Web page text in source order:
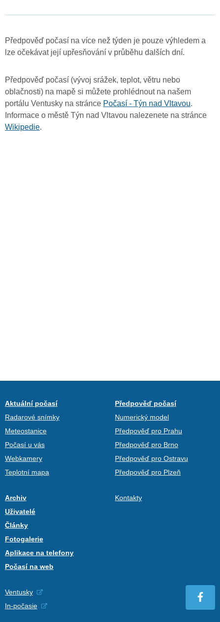
Předpověď počasí na více než týden je pouze výhledem a
lze očekávat její upřesňování v průběhu dalších dní.
Předpověď počasí (vývoj srážek, teplot, větru nebo
oblačnosti) na mapě si můžete prohlédnout na našem
portálu Ventusky na stránce Počasí - Týn nad Vltavou.
Informace o městě Týn nad Vltavou nalezenete na stránce
Wikipedie.
Aktuální počasí
Radarové snímky
Meteostanice
Počasí u vás
Webkamery
Teplotní mapa
Předpověď počasí
Numerický model
Předpověď pro Prahu
Předpověď pro Brno
Předpověď pro Ostravu
Předpověď pro Plzeň
Archiv
Uživatelé
Články
Fotogalerie
Aplikace na telefony
Počasí na web
Kontakty
Ventusky
In-počasie